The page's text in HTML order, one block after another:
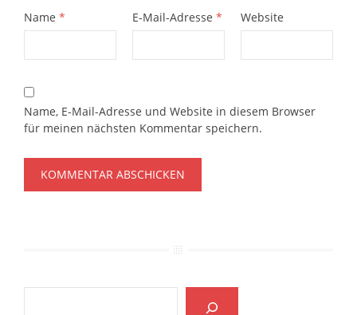
Name * E-Mail-Adresse * Website
Name, E-Mail-Adresse und Website in diesem Browser
für meinen nächsten Kommentar speichern.